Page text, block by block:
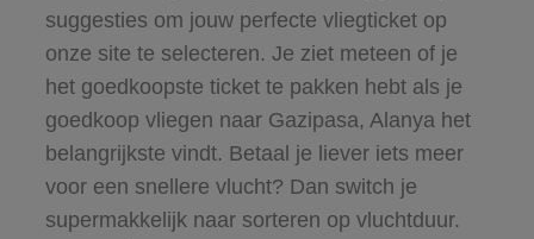
suggesties om jouw perfecte vliegticket op
onze site te selecteren. Je ziet meteen of je
het goedkoopste ticket te pakken hebt als je
goedkoop vliegen naar Gazipasa, Alanya het
belangrijkste vindt. Betaal je liever iets meer
voor een snellere vlucht? Dan switch je
supermakkelijk naar sorteren op vluchtduur.